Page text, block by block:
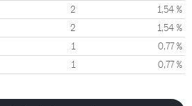
2 1,54 %
2 1,54 %
1 0,77 %
1 0,77 %